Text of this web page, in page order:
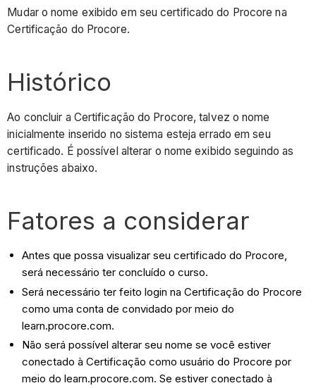
Mudar o nome exibido em seu certificado do Procore na
Certificação do Procore.
Histórico
Ao concluir a Certificação do Procore, talvez o nome
inicialmente inserido no sistema esteja errado em seu
certificado. É possível alterar o nome exibido seguindo as
instruções abaixo.
Fatores a considerar
Antes que possa visualizar seu certificado do Procore,
será necessário ter concluído o curso.
Será necessário ter feito login na Certificação do Procore
como uma conta de convidado por meio do
learn.procore.com.
Não será possível alterar seu nome se você estiver
conectado à Certificação como usuário do Procore por
meio do learn.procore.com. Se estiver conectado à